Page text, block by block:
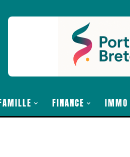
FINANCE IMMO